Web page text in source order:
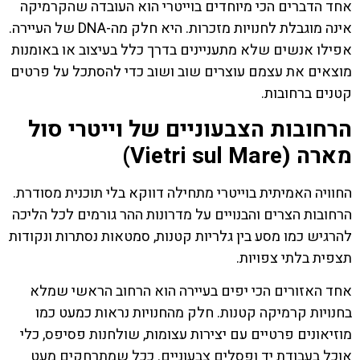
אחד הדברים הכי מיוחדים בוייטרי הוא העובדה שהקרמיקה
אינה מוגבלת לחנויות מזכרות. היא חלק מה-DNA של העיירה.
אפילו אנשים שלא מתעניינים בדרך כלל בעיצוב או באומנות
מוצאים את עצמם עוצרים שוב ושוב כדי להסתכל על פרטים
קטנים ברחובות.
הרחובות הצבעוניים של וייטרי סול
מארה (Vietri sul Mare)
החוויה האמיתית בוייטרי מתחילה דווקא בלי תוכנית מסודרת.
הרחובות הצרים והבנויים על מדרונות ההר גורמים לכל הליכה
להרגיש כמו מסע בין גלריות קטנות, סמטאות נסתרות ונקודות
תצפית בלתי צפויות.
אחד האזורים הכי יפים בעיירה הוא הרחוב הראשי שמלא
בחנויות קרמיקה קטנות. חלק מהחנויות נראות כמעט כמו
מוזיאונים פרטיים עם יצירות עצומות, שולחנות פסיפס, כלי